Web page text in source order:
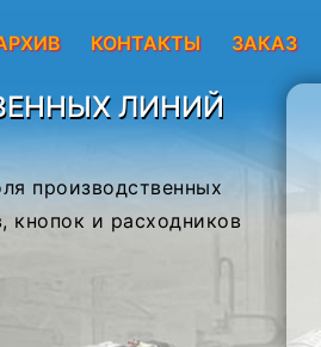
КОНТАКТЫ ЗАКАЗ
ЛИНИЙ
производственных
кнопок и расходников